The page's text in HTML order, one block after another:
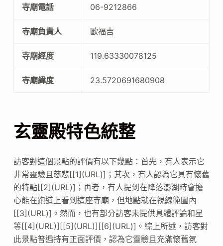
寺廟電話 06-9212866
寺廟負責人 歐福吉
寺廟經度 119.63330078125
寺廟緯度 23.5720691680908
玄靈殿特色統整
訪客對這個景點的評價有以下幾點：首先，有人表示它
非常靈驗且慈悲[[1](URL)]；其次，有人認為它具有懷舊
的特點[[2](URL)]；再者，有人提到在降落澎湖時會擔
心能在跑道上看到這座寺廟，但地點就在視線範圍內
[[3](URL)]。然而，也有部分訪客未提供具體評論和星
等[[4](URL)][[5](URL)][[6](URL)]。綜上所述，訪客對
此景點普遍持有正面評價，認為它靈驗且充滿懷舊氛